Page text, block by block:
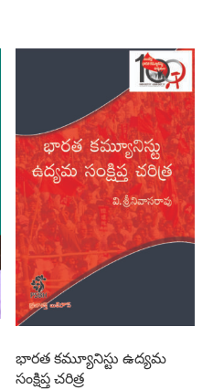
భారత కమ్యూనిస్టు ఉద్యమ
సంక్షిప్త చరిత్ర